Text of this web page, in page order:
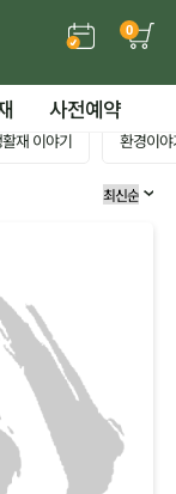
0
사전예약
재 이야기 환경이